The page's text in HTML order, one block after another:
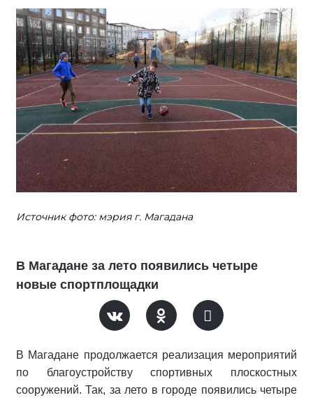
Источник фото: мэрия г. Магадана
В Магадане за лето появились четыре
новые спортплощадки
В Магадане продолжается реализация мероприятий
по благоустройству спортивных плоскостных
сооружений. Так, за лето в городе появились четыре